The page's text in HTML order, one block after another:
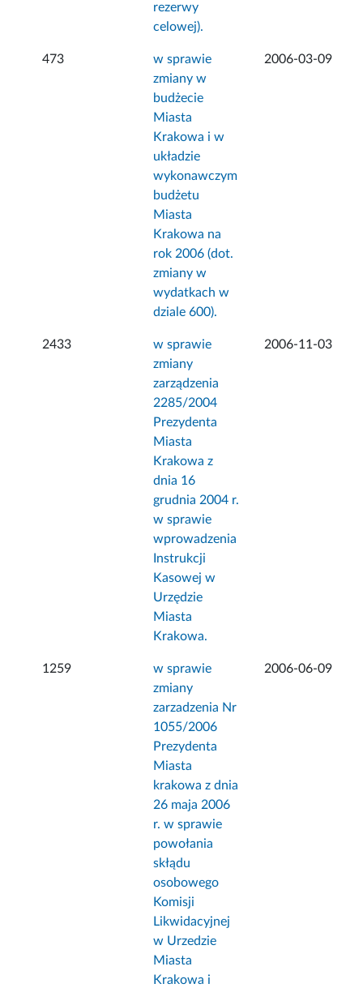
rezerwy
celowej).
473
w sprawie
zmiany w
budżecie
Miasta
Krakowa i w
układzie
wykonawczym
budżetu
Miasta
Krakowa na
rok 2006 (dot.
zmiany w
wydatkach w
dziale 600).
2006-03-09
2433
w sprawie
zmiany
zarządzenia
2285/2004
Prezydenta
Miasta
Krakowa z
dnia 16
grudnia 2004 r.
w sprawie
wprowadzenia
Instrukcji
Kasowej w
Urzędzie
Miasta
Krakowa.
2006-11-03
1259
w sprawie
zmiany
zarzadzenia Nr
1055/2006
Prezydenta
Miasta
krakowa z dnia
26 maja 2006
r. w sprawie
powołania
skłądu
osobowego
Komisji
Likwidacyjnej
w Urzedzie
Miasta
Krakowa i
2006-06-09